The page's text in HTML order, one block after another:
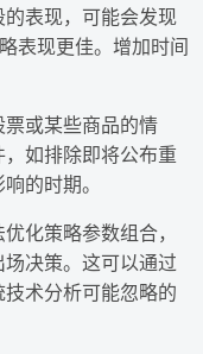
表现，可能会发现
表现更佳。增加时间
或某些商品的情
如排除即将公布重
的时期。
化策略参数组合，
决策。这可以通过
术分析可能忽略的